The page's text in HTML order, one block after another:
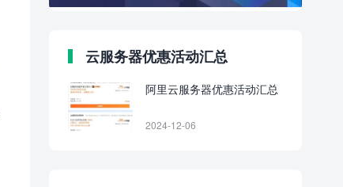
云服务器优惠活动汇总
阿里云服务器优惠活动汇总
2024-12-06